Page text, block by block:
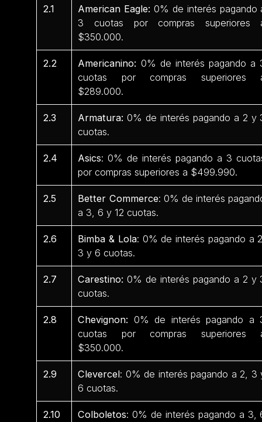
2.1 American Eagle: 0% de interés pagando
3 cuotas por compras superiores
$350.000.
2.2 Americanino: 0% de interés pagando a
cuotas por compras superiores
$289.000.
2.3 Armatura: 0% de interés pagando a 2 y
cuotas.
2.4 Asics: 0% de interés pagando a 3
por compras superiores a $499.990.
2.5 Better Commerce: 0% de interés
a 3, 6 y 12 cuotas.
2.6 Bimba & Lola: 0% de interés pagando a
3 y 6 cuotas.
2.7 Carestino: 0% de interés pagando a 2 y
cuotas.
2.8 Chevignon: 0% de interés pagando a
cuotas por compras superiores
$350.000.
2.9 Clevercel: 0% de interés pagando a 2, 3
6 cuotas.
2.10 Colboletos: 0% de interés pagando a 3,